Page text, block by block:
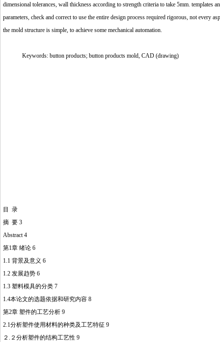
dimensional tolerances, wall thickness according to strength criteria to take 5mm. templates
parameters, check and correct to use the entire design process required rigorous, not every
the mold structure is simple, to achieve some mechanical automation.
Keywords: button products; button products mold, CAD (drawing)
目 录
摘 要 3
Abstract 4
第1章 绪论 6
1.1 背景及意义 6
1.2 发展趋势 6
1.3 塑料模具的分类 7
1.4本论文的选题依据和研究内容 8
第2章 塑件的工艺分析 9
2.1分析塑件使用材料的种类及工艺特征 9
２.２分析塑件的结构工艺性 9